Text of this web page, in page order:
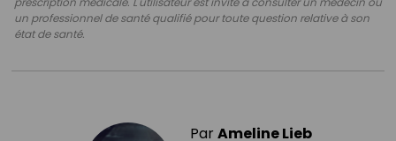
un professionnel de santé qualifié pour toute question relative à son
état de santé.
ParAmeline Lieb